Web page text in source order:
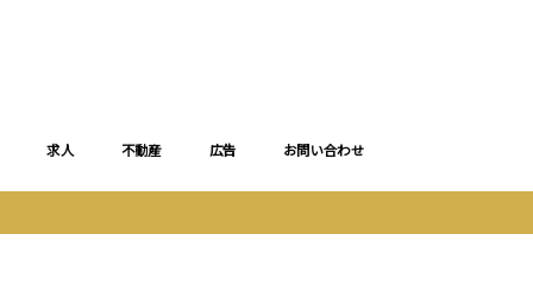
求人 不動産 広告 お問い合わせ